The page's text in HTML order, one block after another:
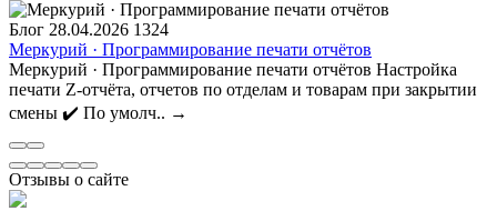
Блог 28.04.2026 1324
Меркурий · Программирование печати отчётов
Меркурий · Программирование печати отчётов Настройка
печати Z-отчёта, отчетов по отделам и товарам при закрытии
смены ✔️ По умолч.. →
Отзывы о сайте